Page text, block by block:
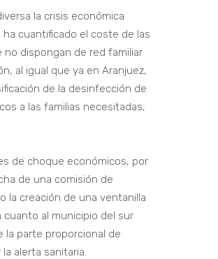
la crisis económica
cuantificado el coste de las
no dispongan de red familiar
al igual que ya en Aranjuez,
de la desinfección de
a las familias necesitadas,
de choque económicos, por
de una comisión de
la creación de una ventanilla
cuanto al municipio del sur
la parte proporcional de
alerta sanitaria.